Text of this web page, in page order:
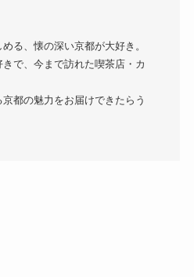
る、懐の深い京都が大好き。
で、今まで訪れた喫茶店・カ
都の魅力をお届けできたらう